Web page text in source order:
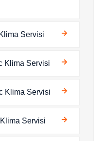
Servisi
Klima Servisi
Klima Servisi
Servisi